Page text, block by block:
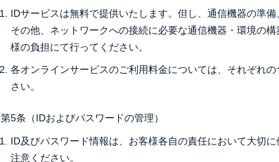
IDサービスは無料で提供いたします。但し、通信機器の準
その他、ネットワークへの接続に必要な通信機器・環境の
様の負担にて行ってください。
各オンラインサービスのご利用料金については、それぞれ
さい。
第5条（IDおよびパスワードの管理）
ID及びパスワード情報は、お客様各自の責任において大切
注意ください。